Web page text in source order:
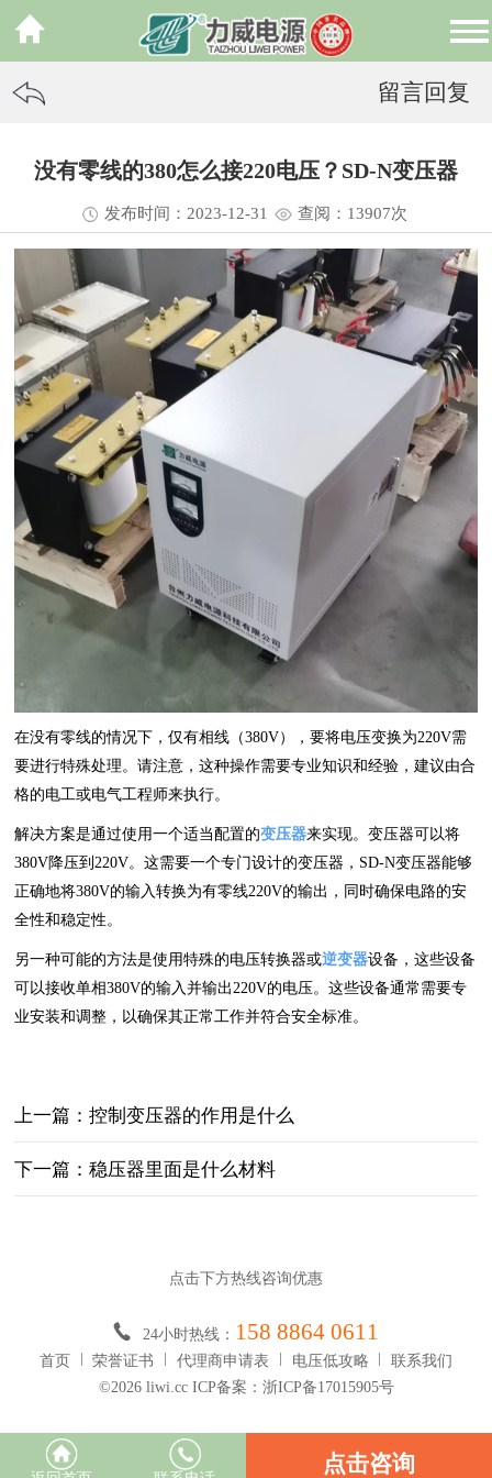
留言回复
没有零线的380怎么接220电压？SD-N变压器
发布时间：2023-12-31 查阅：13907次
在没有零线的情况下，仅有相线（380V），要将电压变换为220V需
要进行特殊处理。请注意，这种操作需要专业知识和经验，建议由合
格的电工或电气工程师来执行。
解决方案是通过使用一个适当配置的变压器来实现。变压器可以将
380V降压到220V。这需要一个专门设计的变压器，SD-N变压器能够
正确地将380V的输入转换为有零线220V的输出，同时确保电路的安
全性和稳定性。
另一种可能的方法是使用特殊的电压转换器或逆变器设备，这些设备
可以接收单相380V的输入并输出220V的电压。这些设备通常需要专
业安装和调整，以确保其正常工作并符合安全标准。
上一篇：控制变压器的作用是什么
下一篇：稳压器里面是什么材料
点击下方热线咨询优惠
24小时热线： 158 8864 0611
首页 荣誉证书 代理商申请表 电压低攻略
联系我们
©2026 liwi.cc ICP备案：浙ICP备17015905号
点击咨询